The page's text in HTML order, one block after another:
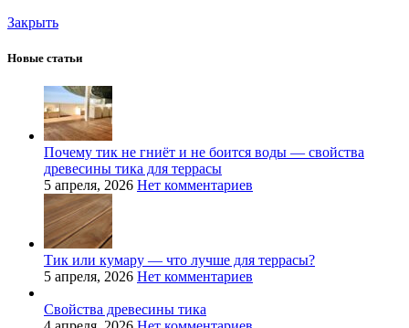
Закрыть
Новые статьи
Почему тик не гниёт и не боится воды — свойства
древесины тика для террасы
5 апреля, 2026 Нет комментариев
Тик или кумару — что лучше для террасы?
5 апреля, 2026 Нет комментариев
Свойства древесины тика